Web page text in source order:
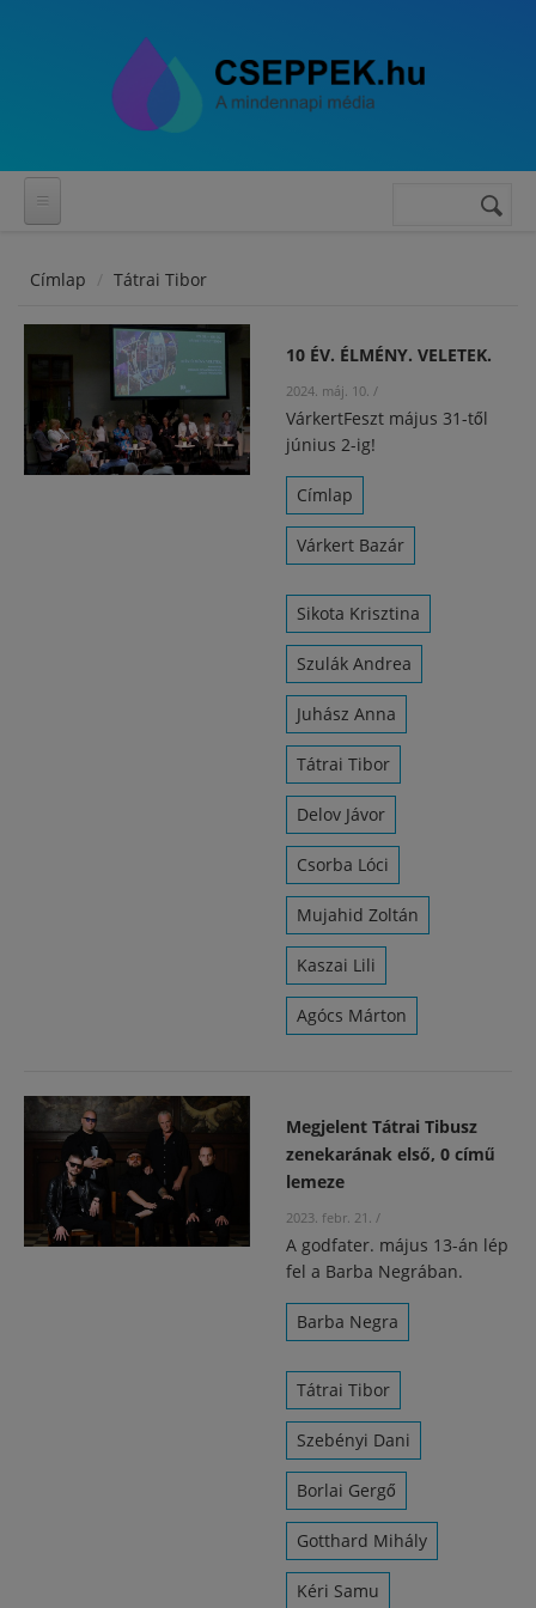
Keresés
Címlap Tátrai Tibor
10 ÉV. ÉLMÉNY. VELETEK.
2024. máj. 10. /
VárkertFeszt május 31-től
június 2-ig!
Címlap
Várkert Bazár
Sikota Krisztina
Szulák Andrea
Juhász Anna
Tátrai Tibor
Delov Jávor
Csorba Lóci
Mujahid Zoltán
Kaszai Lili
Agócs Márton
Megjelent Tátrai Tibusz
zenekarának első, 0 című
lemeze
2023. febr. 21. /
A godfater. május 13-án lép
fel a Barba Negrában.
Barba Negra
Tátrai Tibor
Szebényi Dani
Borlai Gergő
Gotthard Mihály
Kéri Samu